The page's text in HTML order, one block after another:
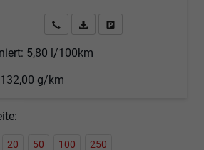
Angebot anfordern
Fahrzeugexpose (PDF)
5,80 l/100km
132,00 g/km
20 50 100 250